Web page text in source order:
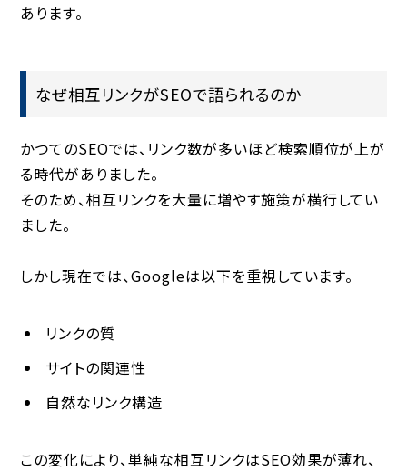
あります。
なぜ相互リンクがSEOで語られるのか
かつてのSEOでは、リンク数が多いほど検索順位が上が
る時代がありました。
そのため、相互リンクを大量に増やす施策が横行してい
ました。
しかし現在では、Googleは以下を重視しています。
リンクの質
サイトの関連性
自然なリンク構造
この変化により、単純な相互リンクはSEO効果が薄れ、